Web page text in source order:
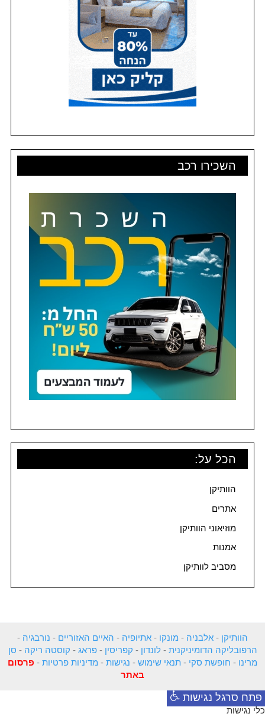
השכירו רכב
הכל על:
הוותיקן
אתרים
מוזיאוני הוותיקן
אמנות
מסביב לוותיקן
הוותיקן - אלבניה - מונקו - אתיופיה - האיים האזוריים - נורבגיה -
הרפובליקה הדומיניקנית -לונדון - קפריסין -פראג - קוסטה ריקה - סן
מרינו - חופשת סקי - תנאי שימוש - נגישות - מדיניות פרטיות - פרסום
באתר
פתח סרגל נגישות
כלי נגישות